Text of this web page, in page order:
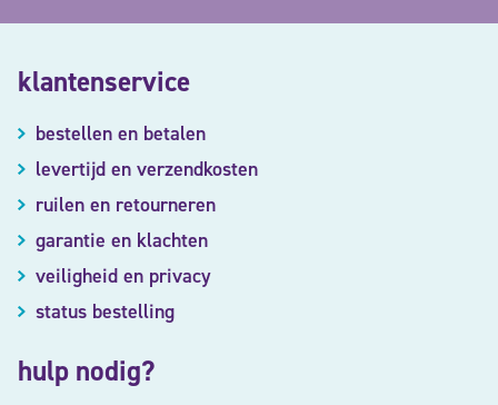
klantenservice
bestellen en betalen
levertijd en verzendkosten
ruilen en retourneren
garantie en klachten
veiligheid en privacy
status bestelling
hulp nodig?